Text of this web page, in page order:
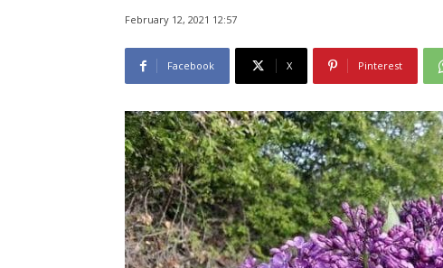
February 12, 2021 12:57
Facebook X Pinterest